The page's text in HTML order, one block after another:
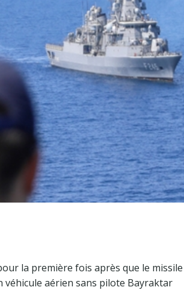
la première fois après que le missile
véhicule aérien sans pilote Bayraktar